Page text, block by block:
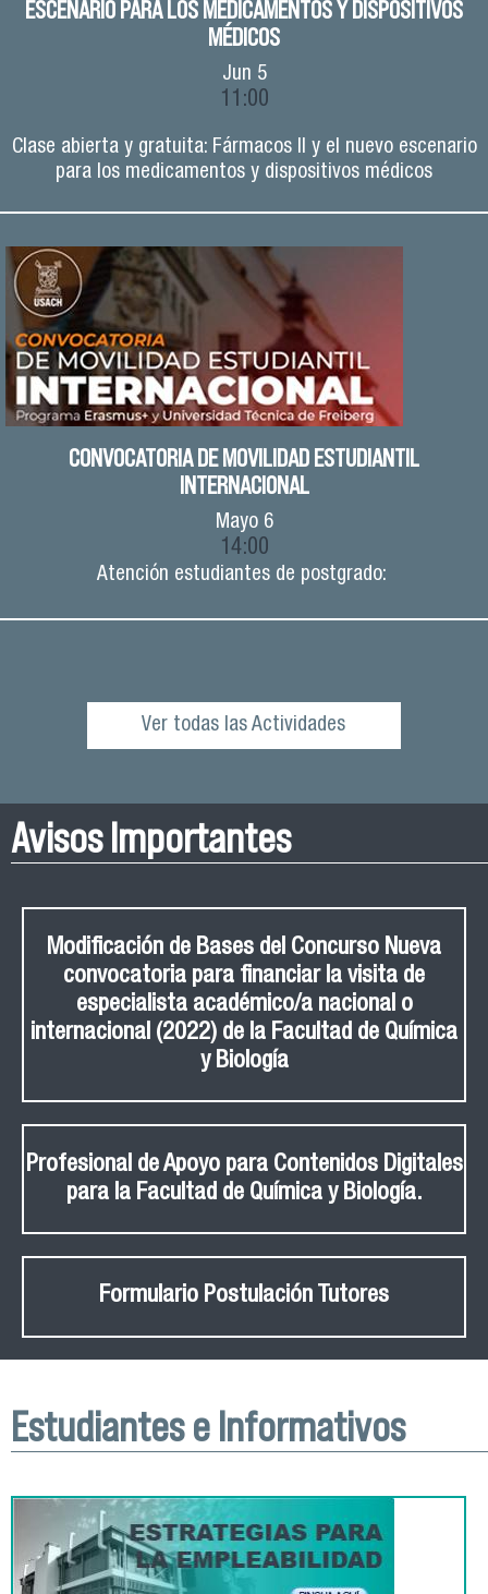
ESCENARIO PARA LOS MEDICAMENTOS Y DISPOSITIVOS
MÉDICOS
Jun 5
11:00
Clase abierta y gratuita: Fármacos II y el nuevo escenario
para los medicamentos y dispositivos médicos
CONVOCATORIA DE MOVILIDAD ESTUDIANTIL
INTERNACIONAL
Mayo6
14:00
Atención estudiantes de postgrado:
Ver todas las Actividades
Avisos Importantes
Modificación de Bases del Concurso Nueva
convocatoria para financiar la visita de
especialista académico/a nacional o
internacional (2022) de la Facultad de Química
y Biología
Profesional de Apoyo para Contenidos Digitales
para la Facultad de Química y Biología.
Formulario Postulación Tutores
Estudiantes e Informativos